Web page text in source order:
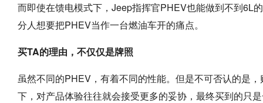
而即使在馈电模式下，Jeep指挥官PHEV也能做到不到6L
分人想要把PHEV当作一台燃油车开的痛点。
买TA的理由，不仅仅是牌照
虽然不同的PHEV，有着不同的性能。但是不可否认的是
下，对产品体验往往就会接受更多的妥协，最终买到的只